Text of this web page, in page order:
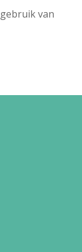
van